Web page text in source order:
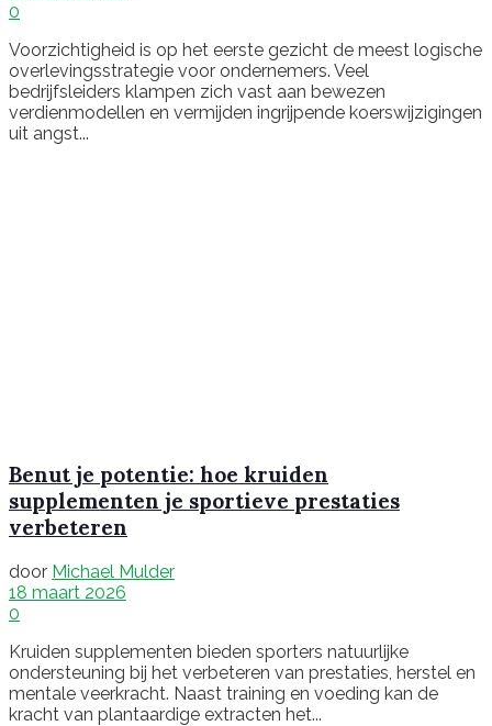
0
Voorzichtigheid is op het eerste gezicht de meest logische
overlevingsstrategie voor ondernemers. Veel
bedrijfsleiders klampen zich vast aan bewezen
verdienmodellen en vermijden ingrijpende koerswijzigingen
uit angst...
Benut je potentie: hoe kruiden
supplementen je sportieve prestaties
verbeteren
door Michael Mulder
18 maart 2026
0
Kruiden supplementen bieden sporters natuurlijke
ondersteuning bij het verbeteren van prestaties, herstel en
mentale veerkracht. Naast training en voeding kan de
kracht van plantaardige extracten het...